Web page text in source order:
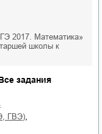
2017. Математика»
школы к
задания
ГВЭ)